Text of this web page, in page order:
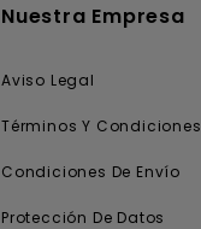
Nuestra Empresa
Aviso Legal
Términos Y Condiciones
Condiciones De Envío
Protección De Datos